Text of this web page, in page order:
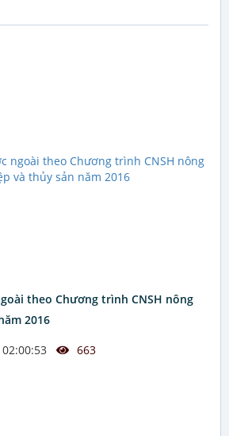
theo Chương trình CNSH nông
2016
663